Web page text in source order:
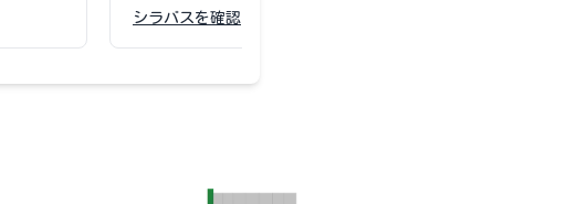
シラバスを確認